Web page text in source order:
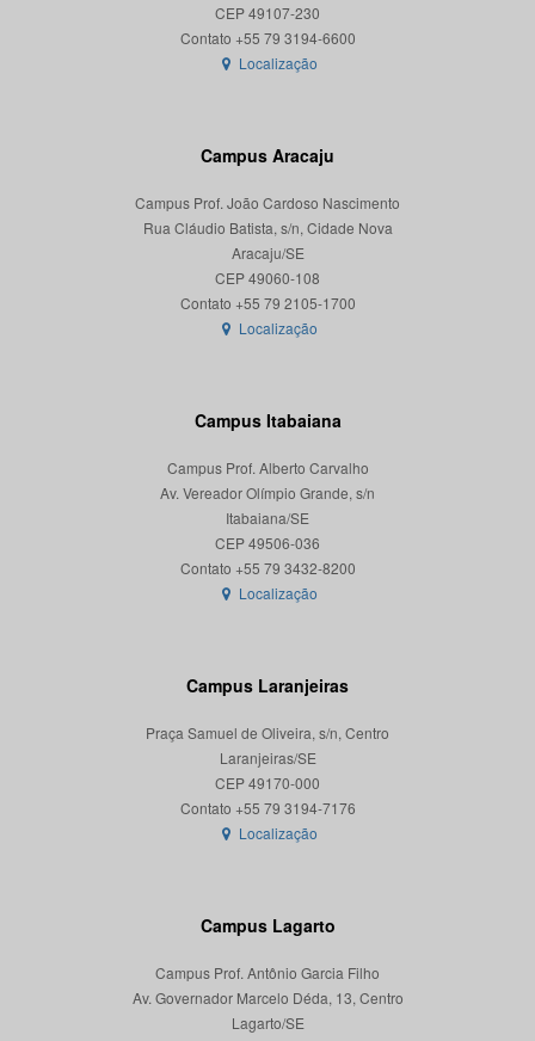
CEP 49107-230
Localização
Campus Aracaju
Campus Prof. João Cardoso Nascimento
Rua Cláudio Batista, s/n, Cidade Nova
Aracaju/SE
CEP 49060-108
Localização
Campus Itabaiana
Campus Prof. Alberto Carvalho
Av. Vereador Olímpio Grande, s/n
Itabaiana/SE
CEP 49506-036
Localização
Campus Laranjeiras
Praça Samuel de Oliveira, s/n, Centro
Laranjeiras/SE
CEP 49170-000
Localização
Campus Lagarto
Campus Prof. Antônio Garcia Filho
Av. Governador Marcelo Déda, 13, Centro
Lagarto/SE